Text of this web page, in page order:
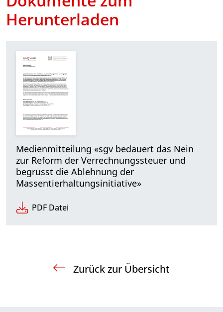
Herunterladen
Medienmitteilung «sgv bedauert das Nein
zur Reform der Verrechnungssteuer und
begrüsst die Ablehnung der
Massentierhaltungsinitiative»
PDF Datei
Zurück zur Übersicht